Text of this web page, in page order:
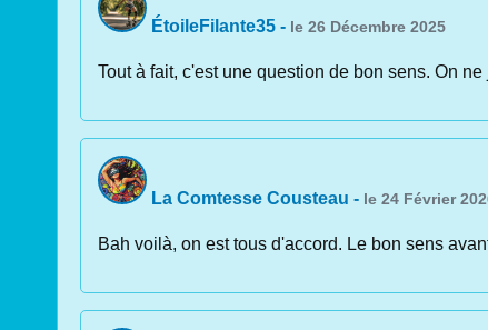
ÉtoileFilante35 - le 26 Décembre 2025
Tout à fait, c'est une question de bon sens. On
La Comtesse Cousteau - le 24 Février
Bah voilà, on est tous d'accord. Le bon sens